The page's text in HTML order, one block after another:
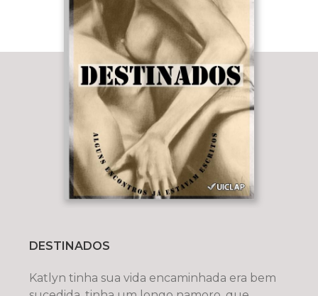
DESTINADOS
Katlyn tinha sua vida encaminhada era bem